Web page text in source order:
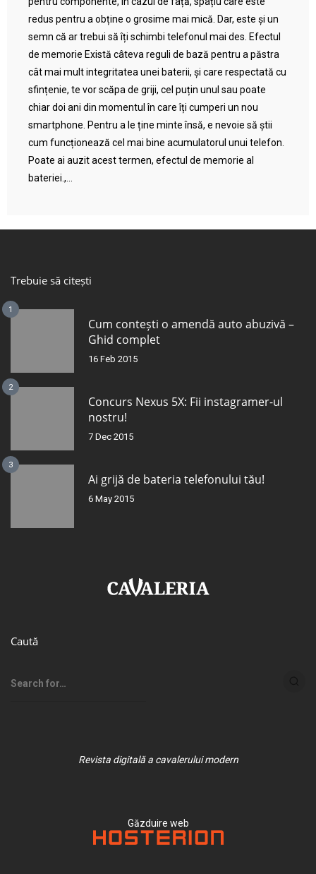
redus pentru a obține o grosime mai mică. Dar, este și un
semn că ar trebui să îți schimbi telefonul mai des. Efectul
de memorie Există câteva reguli de bază pentru a păstra
cât mai mult integritatea unei baterii, și care respectată cu
sfințenie, te vor scăpa de griji, cel puțin unul sau poate
chiar doi ani din momentul în care îți cumperi un nou
smartphone. Pentru a le ține minte însă, e nevoie să știi
cum funcționează cel mai bine acumulatorul unui telefon.
Poate ai auzit acest termen, efectul de memorie al
bateriei.,...
Trebuie să citești
1
Cum contești o amendă auto abuzivă –
Ghid complet
16 Feb 2015
2
Concurs Nexus 5X: Fii instagramer-ul
nostru!
7 Dec 2015
3
Ai grijă de bateria telefonului tău!
6 May 2015
Caută
Revista digitală a cavalerului modern
Găzduire web